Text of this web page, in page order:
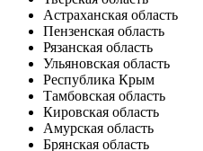
Астраханская область
Пензенская область
Рязанская область
Ульяновская область
Республика Крым
Тамбовская область
Кировская область
Амурская область
Брянская область